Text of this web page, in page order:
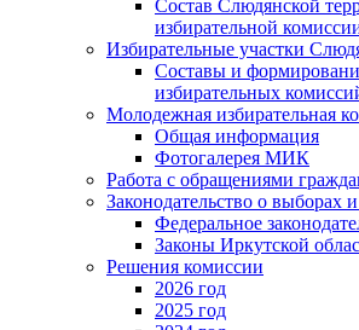
Состав Слюдянской
избирательной
Избирательные участки
Составы и
избирательных
Молодежная избирательная
Общая информация
Фотогалерея МИК
Работа с обращениями
Законодательство о выборах
Федеральное
Законы Иркутской
Решения комиссии
2026 год
2025 год